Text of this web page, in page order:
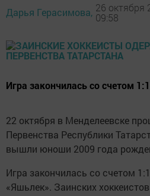
Дарья Герасимова, 26 октября
09:58
Игра закончилась со счетом
22 октября в Менделеевске
Первенства Республики
вышли юноши 2009 года
Игра закончилась со счетом
«Яшьлек». Заинских